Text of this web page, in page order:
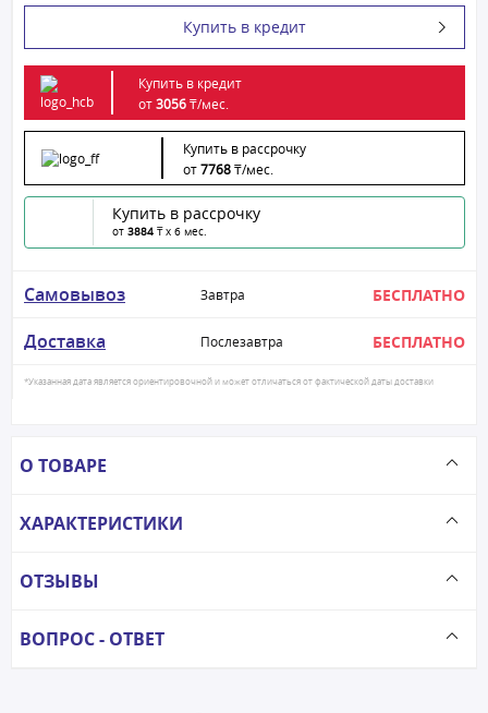
Купить в кредит
Купить в кредит
от3056₸/мес.
Купить в рассрочку
от7768₸/мес.
Купить в рассрочку
от 3884 ₸ x 6 мес.
Самовывоз Завтра БЕСПЛАТНО
Доставка Послезавтра БЕСПЛАТНО
*Указанная дата является ориентировочной и может отличаться от фактической даты доставки
О ТОВАРЕ
ХАРАКТЕРИСТИКИ
ОТЗЫВЫ
ВОПРОС - ОТВЕТ